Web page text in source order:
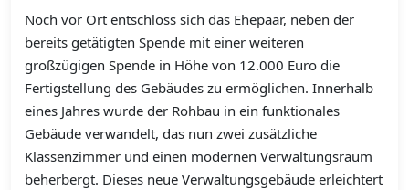
Noch vor Ort entschloss sich das Ehepaar, neben der
bereits getätigten Spende mit einer weiteren
großzügigen Spende in Höhe von 12.000 Euro die
Fertigstellung des Gebäudes zu ermöglichen. Innerhalb
eines Jahres wurde der Rohbau in ein funktionales
Gebäude verwandelt, das nun zwei zusätzliche
Klassenzimmer und einen modernen Verwaltungsraum
beherbergt. Dieses neue Verwaltungsgebäude erleichtert